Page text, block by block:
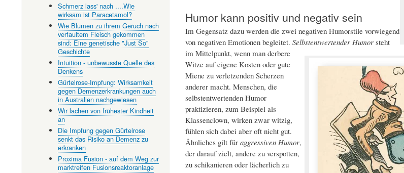
Humor kann positiv und negativ sein
Im Gegensatz dazu werden die zwei negativen Humorstile vorwiegend
von negativen Emotionen begleitet. Selbstentwertender Humor steht
im Mittelpunkt, wenn man derbere
Witze auf eigene Kosten oder gute
Miene zu verletzenden Scherzen
anderer macht. Menschen, die
selbstentwertenden Humor
praktizieren, zum Beispiel als
Klassenclown, wirken zwar witzig,
fühlen sich dabei aber oft nicht gut.
Ähnliches gilt füraggressiven Humor,
der darauf zielt, andere zu verspotten,
zu schikanieren oder lächerlich zu
Schmerz lass' nach ....Wie
wirksam ist Paracetamol?
Wie Blumen zu ihrem Geruch nach
verfaultem Fleisch gekommen
sind: Eine genetische "Just So"
Geschichte
Intuition - unbewusste Quelle des
Denkens
Gürtelrose-Impfung: Wirksamkeit
gegen Demenzerkrankungen auch
in Australien nachgewiesen
Wir lachen von frühester Kindheit
an
Die Impfung gegen Gürtelrose
senkt das Risiko an Demenz zu
erkranken
Proxima Fusion - auf dem Weg zur
marktreifen Fusionsreaktoranlage